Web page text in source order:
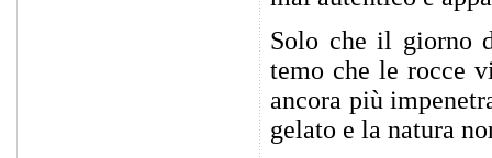
Solo che il giorno
temo che le rocce
ancora più
gelato e la natura